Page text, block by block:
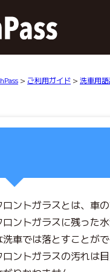
> ご利用ガイド > 洗車用
ロントガラスとは、車
ロントガラスに残った
洗車では落とすことが
ロントガラスの汚れは